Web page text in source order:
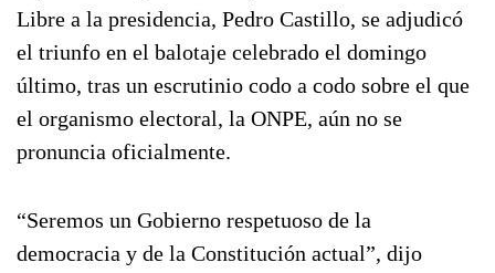
Libre a la presidencia, Pedro Castillo, se adjudicó
el triunfo en el balotaje celebrado el domingo
último, tras un escrutinio codo a codo sobre el que
el organismo electoral, la ONPE, aún no se
pronuncia oficialmente.
“Seremos un Gobierno respetuoso de la
democracia y de la Constitución actual”, dijo